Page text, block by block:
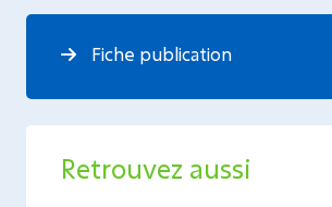
Fiche publication
Retrouvez aussi